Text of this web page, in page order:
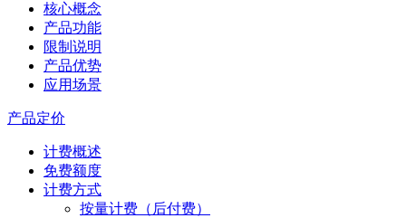
核心概念
产品功能
限制说明
产品优势
应用场景
产品定价
计费概述
免费额度
计费方式
按量计费（后付费）